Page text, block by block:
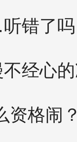
错了
经心
资格闹